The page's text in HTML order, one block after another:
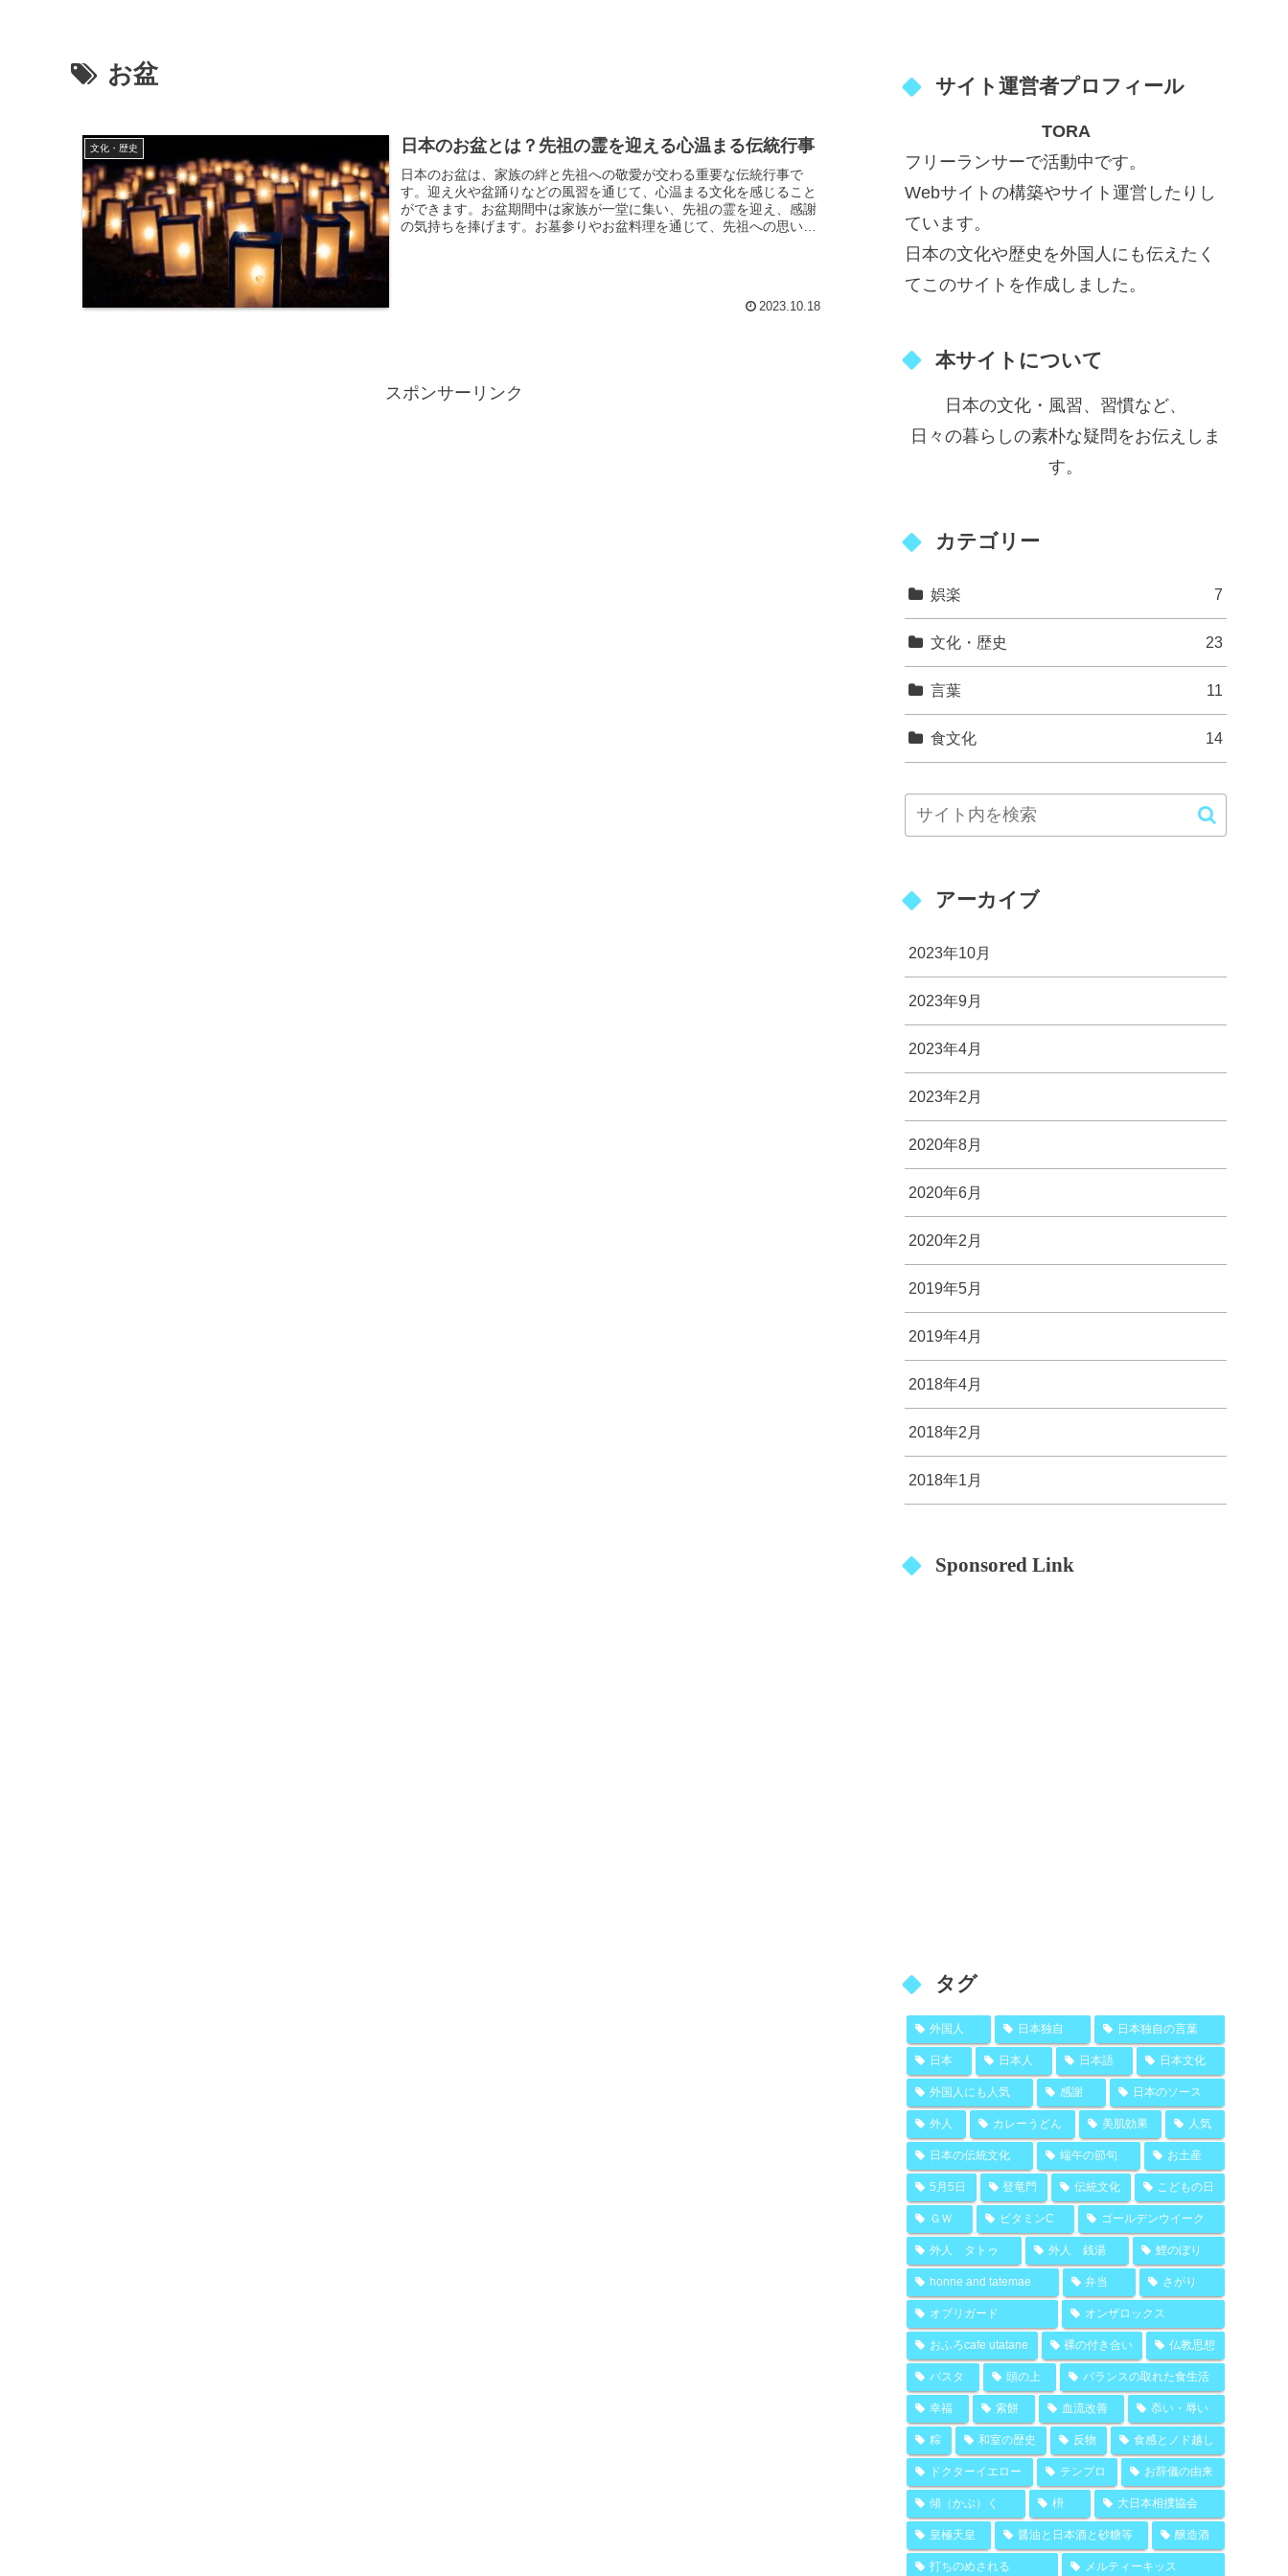
お盆
文化・歴史 日本のお盆とは？先祖の霊を迎える心温まる伝統行事
日本のお盆は、家族の絆と先祖への敬愛が交わる重要な伝統行事で
す。迎え火や盆踊りなどの風習を通じて、心温まる文化を感じること
ができます。お盆期間中は家族が一堂に集い、先祖の霊を迎え、感謝
の気持ちを捧げます。お墓参りやお盆料理を通じて、先祖への思いや
2023.10.18
スポンサーリンク
サイト運営者プロフィール
TORA
フリーランサーで活動中です。
Webサイトの構築やサイト運営したりし
ています。
日本の文化や歴史を外国人にも伝えたく
てこのサイトを作成しました。
本サイトについて
日本の文化・風習、習慣など、
日々の暮らしの素朴な疑問をお伝えしま
す。
カテゴリー
娯楽 7
文化・歴史 23
言葉 11
食文化 14
アーカイブ
2023年10月
2023年9月
2023年4月
2023年2月
2020年8月
2020年6月
2020年2月
2019年5月
2019年4月
2018年4月
2018年2月
2018年1月
Sponsored Link
タグ
外国人 日本独自 日本独自の言葉
日本 日本人 日本語 日本文化
外国人にも人気 感謝 日本のソース
外人 カレーうどん 美肌効果 人気
日本の伝統文化 端午の節句 お土産
5月5日 登竜門 伝統文化 こどもの日
ＧＷ ビタミンC ゴールデンウイーク
外人 タトゥ 外人 銭湯 鯉のぼり
honne and tatemae 弁当 さがり
オブリガード オンザロックス
おふろcafe utatane 裸の付き合い 仏教思想
パスタ 頭の上 バランスの取れた食生活
幸福 索餅 血流改善 忝い・辱い
粽 和室の歴史 反物 食感とノド越し
ドクターイエロー テンプロ お辞儀の由来
傾（かぶ）く 枡 大日本相撲協会
皇極天皇 醤油と日本酒と砂糖等 醸造酒
打ちのめされる メルティーキッス